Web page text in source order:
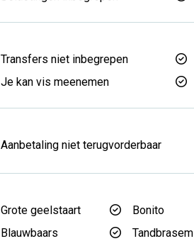
Transfers niet inbegrepen
Je kan vis meenemen
Aanbetaling niet terugvorderbaar
Grote geelstaart Bonito
Blauwbaars
Tandbrasem